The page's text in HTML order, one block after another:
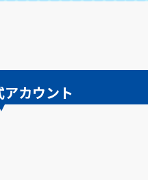
アカウント